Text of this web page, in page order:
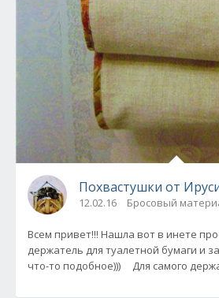
Похвастушки от
12.02.16 Бросовый
Всем привет!!! Нашла вот в инете
держатель для туалетной бумаги и
что-то подобное))) Для самого